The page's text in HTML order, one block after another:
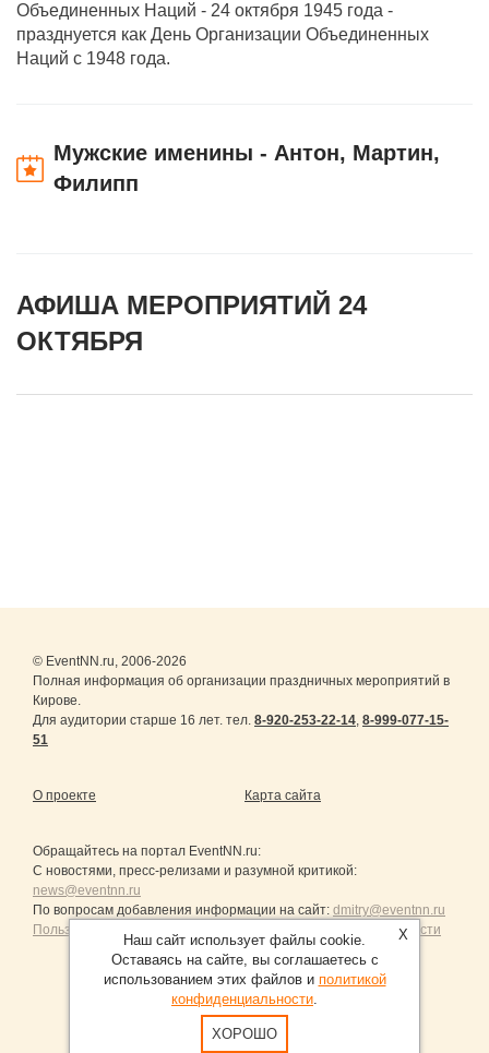
Объединенных Наций - 24 октября 1945 года -
празднуется как День Организации Объединенных
Наций с 1948 года.
Мужские именины - Антон, Мартин,
Филипп
АФИША МЕРОПРИЯТИЙ 24
ОКТЯБРЯ
© EventNN.ru, 2006-2026
Полная информация об организации праздничных мероприятий в
Кирове.
Для аудитории старше 16 лет. тел. 8-920-253-22-14, 8-999-077-15-
51
О проекте Карта сайта
Обращайтесь на портал EventNN.ru:
С новостями, пресс-релизами и разумной критикой:
news@eventnn.ru
По вопросам добавления информации на сайт: dmitry@eventnn.ru
Пользовательское Соглашение и политика конфиденциальности
Продвижение сайтов Санкт-Петербург
X
Наш сайт использует файлы cookie.
Оставаясь на сайте, вы соглашаетесь с
использованием этих файлов и политикой
конфиденциальности.
ХОРОШО